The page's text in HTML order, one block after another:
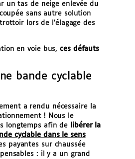
un tas de neige enlevée du
sans autre solution
lors de l’élagage des
en voie bus, ces défauts
bande cyclable
a rendu nécessaire la
! Nous le
longtemps afin de libérer la
cyclable dans le sens
payantes sur chaussée
: il y a un grand